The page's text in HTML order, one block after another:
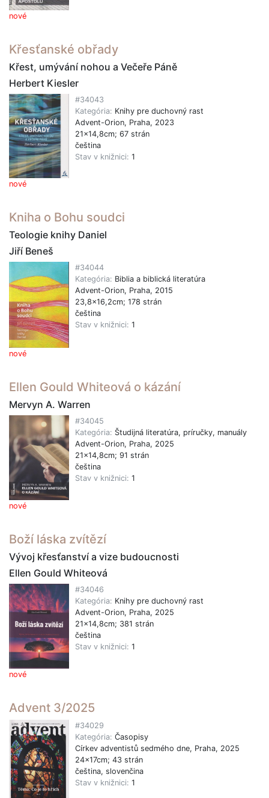
nové
Křesťanské obřady
Křest, umývání nohou a Večeře Páně
Herbert Kiesler
nové
#34043
Kategória: Knihy pre duchovný rast
Advent-Orion, Praha, 2023
21x14,8cm; 67 strán
čeština
Stav v knižnici: 1
Kniha o Bohu soudci
Teologie knihy Daniel
Jiří Beneš
nové
#34044
Kategória: Biblia a biblická literatúra
Advent-Orion, Praha, 2015
23,8x16,2cm; 178 strán
čeština
Stav v knižnici: 1
Ellen Gould Whiteová o kázání
Mervyn A. Warren
nové
#34045
Kategória: Študijná literatúra, príručky, manuály
Advent-Orion, Praha, 2025
21x14,8cm; 91 strán
čeština
Stav v knižnici: 1
Boží láska zvítězí
Vývoj křesťanství a vize budoucnosti
Ellen Gould Whiteová
nové
#34046
Kategória: Knihy pre duchovný rast
Advent-Orion, Praha, 2025
21x14,8cm; 381 strán
čeština
Stav v knižnici: 1
Advent 3/2025
#34029
Kategória: Časopisy
Církev adventistů sedmého dne, Praha, 2025
24x17cm; 43 strán
čeština, slovenčina
Stav v knižnici: 1